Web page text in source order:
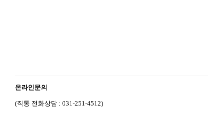
온라인문의
(직통 전화상담 : 031-251-4512)